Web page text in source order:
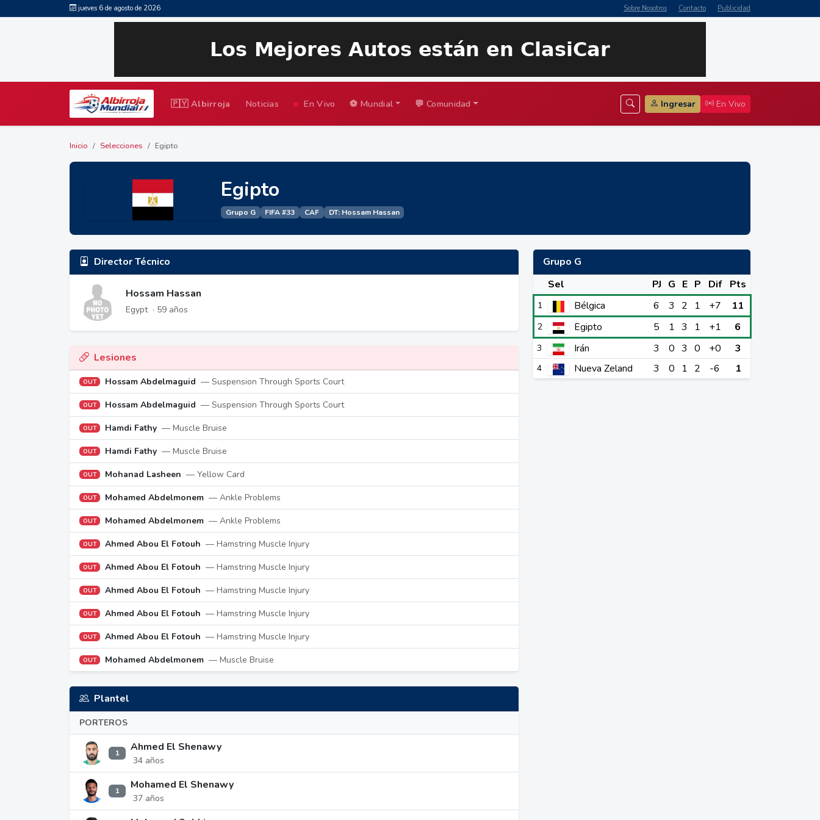
jueves 6 de agosto de 2026 Sobre Nosotros Contacto Publicidad
🇵🇾 Albirroja Noticias En Vivo ⚽ Mundial 💬 Comunidad Ingresar En Vivo
Inicio Selecciones Egipto
Egipto
Grupo G FIFA #33 CAF DT: Hossam Hassan
Director Técnico
Hossam Hassan
Egypt · 59 años
Lesiones
OUT Hossam Abdelmaguid — Suspension Through Sports Court
OUT Hossam Abdelmaguid — Suspension Through Sports Court
OUT Hamdi Fathy — Muscle Bruise
OUT Hamdi Fathy — Muscle Bruise
OUT Mohanad Lasheen — Yellow Card
OUT Mohamed Abdelmonem — Ankle Problems
OUT Mohamed Abdelmonem — Ankle Problems
OUT Ahmed Abou El Fotouh — Hamstring Muscle Injury
OUT Ahmed Abou El Fotouh — Hamstring Muscle Injury
OUT Ahmed Abou El Fotouh — Hamstring Muscle Injury
OUT Ahmed Abou El Fotouh — Hamstring Muscle Injury
OUT Ahmed Abou El Fotouh — Hamstring Muscle Injury
OUT Mohamed Abdelmonem — Muscle Bruise
Plantel
PORTEROS
1 Ahmed El Shenawy
34 años
1 Mohamed El Shenawy
37 años
Grupo G
Sel
PJ G E P Dif Pts
1 Bélgica 6 3 2 1 +7 11
2 Egipto 5 1 3 1 +1 6
3 Irán 3 0 3 0 +0 3
4 Nueva Zeland 3 0 1 2 -6 1